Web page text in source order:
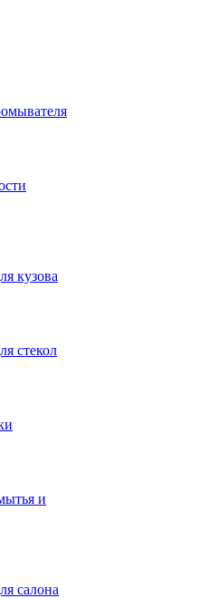
кузова
стекол
и
салона